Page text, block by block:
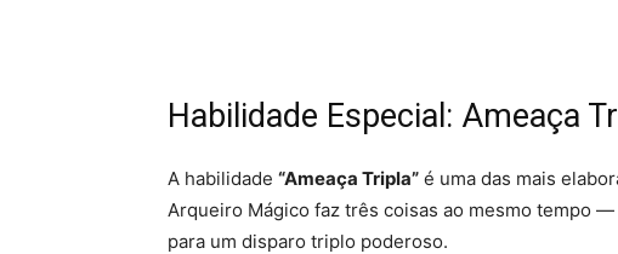
Habilidade Especial: Ameaça
A habilidade “Ameaça Tripla” é uma das mais
Arqueiro Mágico faz três coisas ao mesmo tempo
para um disparo triplo poderoso.